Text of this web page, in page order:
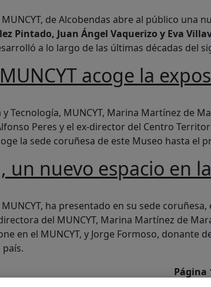
de Alcobendas abre al público una
Pintado, Juan Ángel Vaquerizo y Eva
a lo largo de las últimas décadas del
acoge la
Tecnología, MUNCYT, Marina Martínez de
Peres y el ex-director del Centro
la sede coruñesa de este Museo hasta el
nuevo espacio en
ha presentado en su sede coruñesa,
del MUNCYT, Marina Martínez de
en el MUNCYT, y Jorge Formoso,
Página